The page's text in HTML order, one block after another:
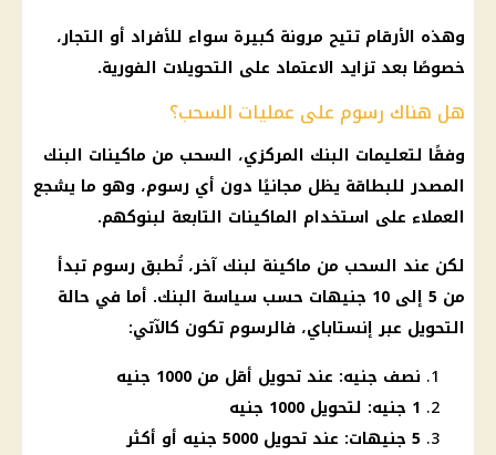
وهذه الأرقام تتيح مرونة كبيرة سواء للأفراد أو التجار،
خصوصًا بعد تزايد الاعتماد على التحويلات الفورية.
هل هناك رسوم على عمليات السحب؟
وفقًا لتعليمات البنك المركزي، السحب من ماكينات البنك
المصدر للبطاقة يظل مجانيًا دون أي رسوم، وهو ما يشجع
العملاء على استخدام الماكينات التابعة لبنوكهم.
لكن عند السحب من ماكينة لبنك آخر، تُطبق رسوم تبدأ
من 5 إلى 10 جنيهات حسب سياسة البنك. أما في حالة
التحويل عبرإنستاباي، فالرسوم تكون كالآتي:
نصف جنيه: عند تحويل أقل من 1000 جنيه
1 جنيه: لتحويل 1000 جنيه
5 جنيهات: عند تحويل 5000 جنيه أو أكثر